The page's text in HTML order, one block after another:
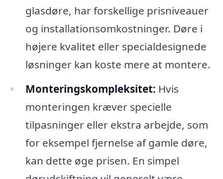
glasdøre, har forskellige prisniveauer
og installationsomkostninger. Døre i
højere kvalitet eller specialdesignede
løsninger kan koste mere at montere.
Monteringskompleksitet: Hvis
monteringen kræver specielle
tilpasninger eller ekstra arbejde, som
for eksempel fjernelse af gamle døre,
kan dette øge prisen. En simpel